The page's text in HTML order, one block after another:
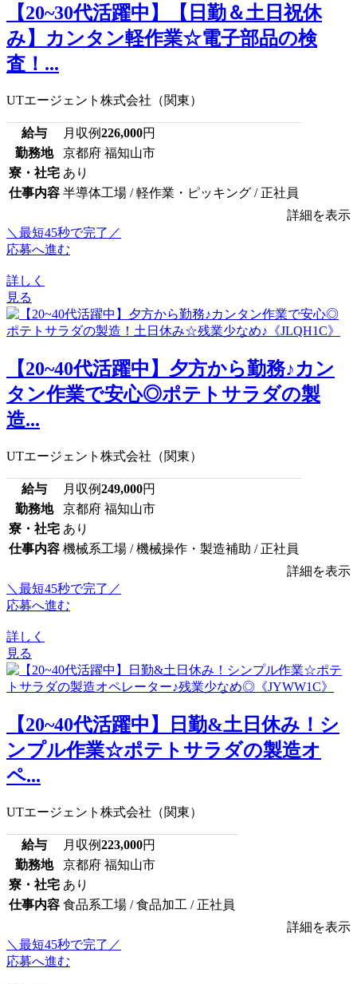
【20~30代活躍中】【日勤＆土日祝休
み】カンタン軽作業☆電子部品の検
査！...
UTエージェント株式会社（関東）
給与 月収例226,000円
勤務地
京都府 福知山市
寮・社宅 あり
仕事内容 半導体工場 / 軽作業・ピッキング / 正社員
詳細を表示
＼最短45秒で完了／
応募へ進む
詳しく
見る
【20~40代活躍中】夕方から勤務♪カン
タン作業で安心◎ポテトサラダの製
造...
UTエージェント株式会社（関東）
給与 月収例249,000円
勤務地
京都府 福知山市
寮・社宅 あり
仕事内容 機械系工場 / 機械操作・製造補助 / 正社員
詳細を表示
＼最短45秒で完了／
応募へ進む
詳しく
見る
【20~40代活躍中】日勤&土日休み！シ
ンプル作業☆ポテトサラダの製造オ
ペ...
UTエージェント株式会社（関東）
給与 月収例223,000円
勤務地
京都府 福知山市
寮・社宅 あり
仕事内容 食品系工場 / 食品加工 / 正社員
詳細を表示
＼最短45秒で完了／
応募へ進む